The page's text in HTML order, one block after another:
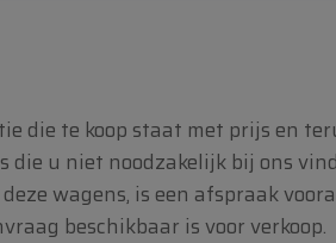
die te koop staat met prijs en
die u niet noodzakelijk bij ons
wagens, is een afspraak
beschikbaar is voor verkoop.